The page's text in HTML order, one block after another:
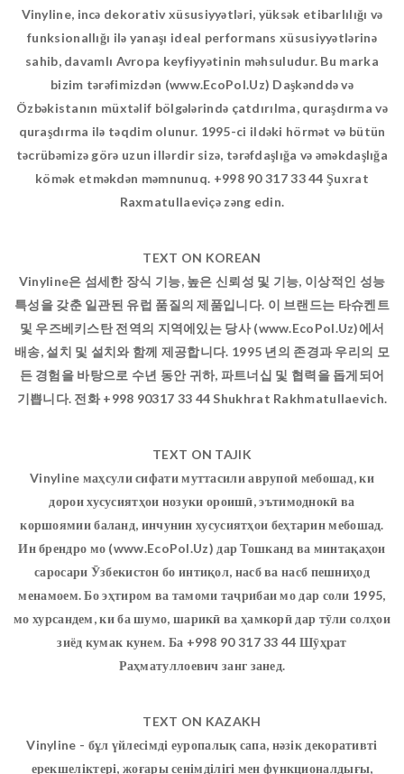
Vinyline, incə dekorativ xüsusiyyətləri, yüksək etibarlılığı və
funksionallığı ilə yanaşı ideal performans xüsusiyyətlərinə
sahib, davamlı Avropa keyfiyyətinin məhsuludur. Bu marka
bizim tərəfimizdən (www.EcoPol.Uz) Daşkənddə və
Özbəkistanın müxtəlif bölgələrində çatdırılma, quraşdırma və
quraşdırma ilə təqdim olunur. 1995-ci ildəki hörmət və bütün
təcrübəmizə görə uzun illərdir sizə, tərəfdaşlığa və əməkdaşlığa
kömək etməkdən məmnunuq. +998 90 317 33 44 Şuxrat
Raxmatullaeviçə zəng edin.
TEXT ON KOREAN
Vinyline은 섬세한 장식 기능, 높은 신뢰성 및 기능, 이상적인 성능
특성을 갖춘 일관된 유럽 품질의 제품입니다. 이 브랜드는 타슈켄트
및 우즈베키스탄 전역의 지역에있는 당사 (www.EcoPol.Uz)에서
배송, 설치 및 설치와 함께 제공합니다. 1995 년의 존경과 우리의 모
든 경험을 바탕으로 수년 동안 귀하, 파트너십 및 협력을 돕게되어
기쁩니다. 전화 +998 90317 33 44 Shukhrat Rakhmatullaevich.
TEXT ON TAJIK
Vinyline маҳсули сифати муттасили аврупоӣ мебошад, ки
дорои хусусиятҳои нозуки ороишӣ, эътимоднокӣ ва
коршоямии баланд, инчунин хусусиятҳои беҳтарин мебошад.
Ин брендро мо (www.EcoPol.Uz) дар Тошканд ва минтақаҳои
саросари Ӯзбекистон бо интиқол, насб ва насб пешниҳод
менамоем. Бо эҳтиром ва тамоми таҷрибаи мо дар соли 1995,
мо хурсандем, ки ба шумо, шарикӣ ва ҳамкорӣ дар тӯли солҳои
зиёд кумак кунем. Ба +998 90 317 33 44 Шӯҳрат
Раҳматуллоевич занг занед.
TEXT ON KAZAKH
Vinyline - бұл үйлесімді еуропалық сапа, нәзік декоративті
ерекшеліктері, жоғары сенімділігі мен функционалдығы,